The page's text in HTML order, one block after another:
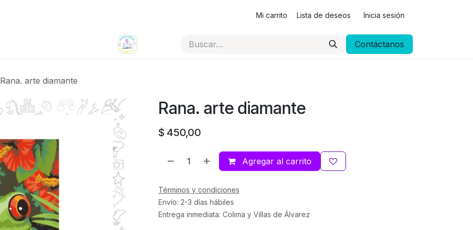
Mi carrito Lista de deseos Inicia sesión
Tienda por categorías Contáctanos
Rana. arte diamante
Rana. arte diamante
$ 450,00
Agregar al carrito
Términos y condiciones
Envío: 2-3 días hábiles
Entrega inmediata: Colima y Villas de Álvarez